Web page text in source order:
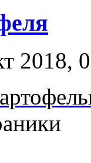
2018,